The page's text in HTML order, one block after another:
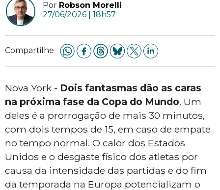
Por Robson Morelli
27/06/2026 | 18h57
Compartilhe
Nova York - Dois fantasmas dão as caras
na próxima fase da Copa do Mundo. Um
deles é a prorrogação de mais 30 minutos,
com dois tempos de 15, em caso de empate
no tempo normal. O calor dos Estados
Unidos e o desgaste físico dos atletas por
causa da intensidade das partidas e do fim
da temporada na Europa potencializam o